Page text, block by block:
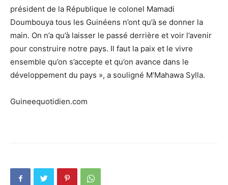
président de la République le colonel Mamadi
Doumbouya tous les Guinéens n’ont qu’à se donner la
main. On n’a qu’à laisser le passé derrière et voir l’avenir
pour construire notre pays. Il faut la paix et le vivre
ensemble qu’on s’accepte et qu’on avance dans le
développement du pays », a souligné M’Mahawa Sylla.
Guineequotidien.com